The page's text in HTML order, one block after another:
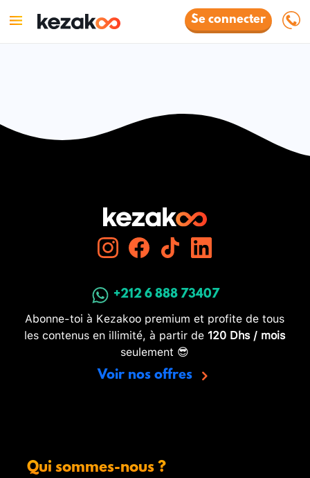
Se connecter
+212 6 888 73407
Abonne-toi à Kezakoo premium et profite de tous
les contenus en illimité, à partir de 120 Dhs / mois
seulement 😎
Voir nos offres
Qui sommes-nous ?